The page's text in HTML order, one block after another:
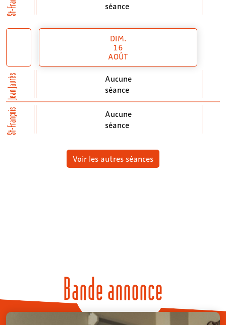
séance
Jean Jaurès
St-François
DIM.
16
AOÛT
Aucune
séance
Aucune
séance
Voir les autres séances
Bande annonce